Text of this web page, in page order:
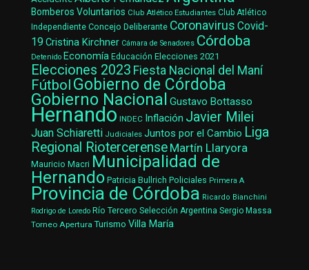
Bomberos Voluntarios Club Atlético Estudiantes Club Atlético
Independiente Concejo Deliberante Coronavirus Covid-
19 Cristina Kirchner Cámara de Senadores Córdoba
Detenido Economía Educación Elecciones 2021
Elecciones 2023 Fiesta Nacional del Maní
Fútbol Gobierno de Córdoba
Gobierno Nacional Gustavo Bottasso
Hernando INDEC Inflación Javier Milei
Juan Schiaretti Judiciales Juntos por el Cambio Liga
Regional Riotercerense Martín Llaryora
Mauricio Macri Municipalidad de
Hernando Patricia Bullrich Policiales Primera A
Provincia de Córdoba Ricardo Bianchini
Rodrigo de Loredo Río Tercero Selección Argentina Sergio Massa
Torneo Apertura Turismo Villa María